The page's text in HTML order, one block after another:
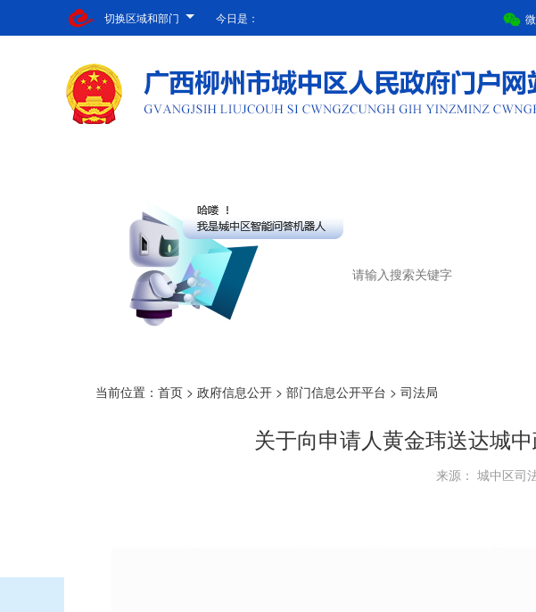
切换区域和部门 今日是：
当前位置： 首页 > 政府信息公开 > 部门信息公开平台 > 司法局
关于向申请人黄金玮送达城
来源： 城中区